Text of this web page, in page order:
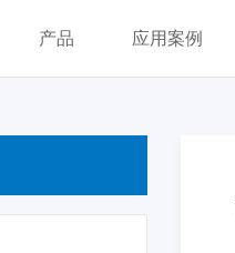
产品 应用案例